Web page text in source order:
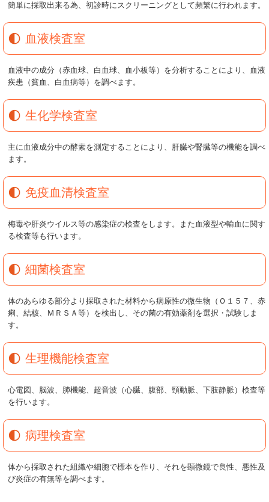
簡単に採取出来る為、初診時にスクリーニングとして頻繁に行われます。
血液検査室
血液中の成分（赤血球、白血球、血小板等）を分析することにより、血液
疾患（貧血、白血病等）を調べます。
生化学検査室
主に血液成分中の酵素を測定することにより、肝臓や腎臓等の機能を調べ
ます。
免疫血清検査室
梅毒や肝炎ウイルス等の感染症の検査をします。また血液型や輸血に関す
る検査等も行います。
細菌検査室
体のあらゆる部分より採取された材料から病原性の微生物（Ｏ１５７、赤
痢、結核、ＭＲＳＡ等）を検出し、その菌の有効薬剤を選択・試験しま
す。
生理機能検査室
心電図、脳波、肺機能、超音波（心臓、腹部、頸動脈、下肢静脈）検査等
を行います。
病理検査室
体から採取された組織や細胞で標本を作り、それを顕微鏡で良性、悪性及
び炎症の有無等を調べます。